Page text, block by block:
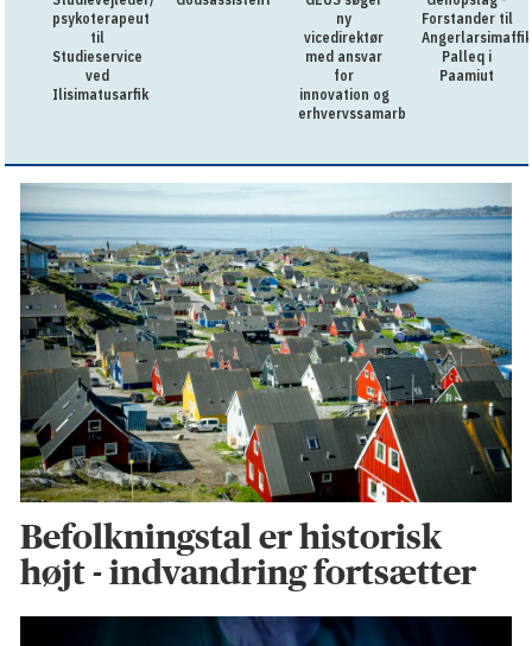
psykoterapeut
til
Studieservice
ved
Ilisimatusarfik
ny
vicedirektør
med ansvar
for
innovation og
erhvervssamarbejde
Forstander til
Angerlarsimaffik
Palleq i
Paamiut
Befolkningstal er historisk
højt - indvandring fortsætter